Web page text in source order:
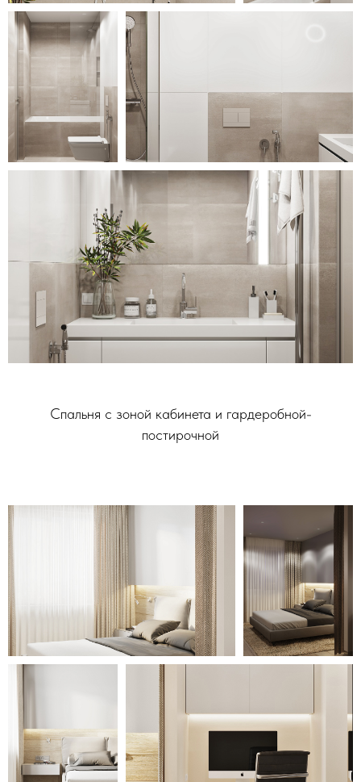
Спальня с зоной кабинета и гардеробной-
постирочной